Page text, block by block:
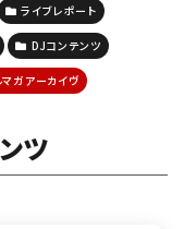
ライブレポート
DJコンテンツ
マガアーカイヴ
ツ